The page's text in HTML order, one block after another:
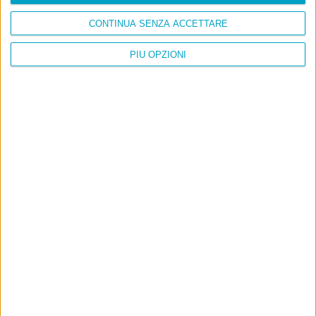
PIÙ OPZIONI
CONTINUA SENZA ACCETTARE